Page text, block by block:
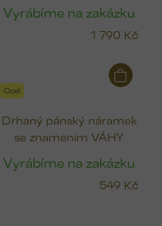
Vyrábíme na zakázku
1 790 Kč
Ocel
Drhaný pánský náramek
se znamením VÁHY
Vyrábíme na zakázku
549 Kč